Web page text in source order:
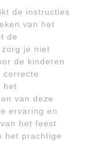
de instructies
van het
de
je niet
de kinderen
correcte
het
van deze
ervaring en
het feest
het prachtige